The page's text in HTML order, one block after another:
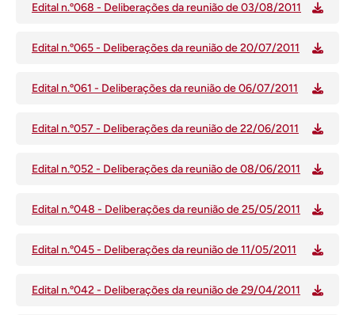
Edital n.º068 - Deliberações da reunião de 03/08/2011
Edital n.º065 - Deliberações da reunião de 20/07/2011
Edital n.º061 - Deliberações da reunião de 06/07/2011
Edital n.º057 - Deliberações da reunião de 22/06/2011
Edital n.º052 - Deliberações da reunião de 08/06/2011
Edital n.º048 - Deliberações da reunião de 25/05/2011
Edital n.º045 - Deliberações da reunião de 11/05/2011
Edital n.º042 - Deliberações da reunião de 29/04/2011